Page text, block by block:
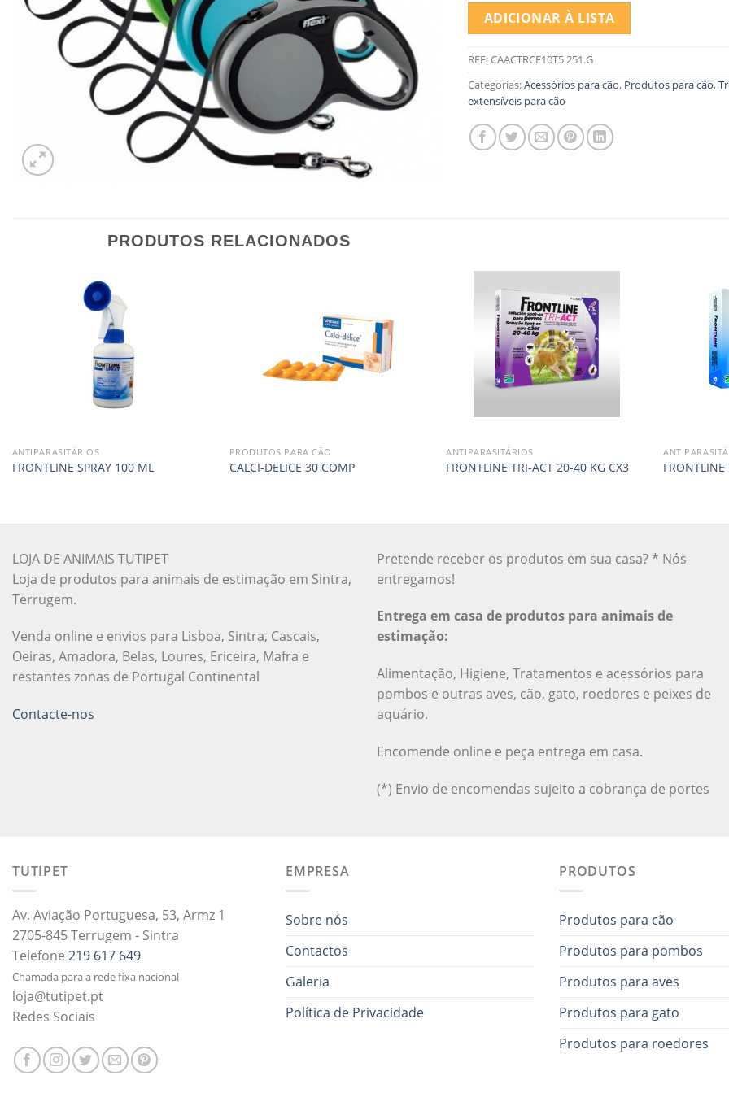
ADICIONAR À LISTA
REF:CAACTRCF10T5.251.G
Categorias:Acessórios para cão, Produtos para cão,
extensíveis para cão
PRODUTOS RELACIONADOS
ANTIPARASITÁRIOS
FRONTLINE SPRAY 100 ML
PRODUTOS PARA CÃO
CALCI-DELICE 30 COMP
ANTIPARASITÁRIOS
FRONTLINE TRI-ACT 20-40 KG CX3
LOJA DE ANIMAIS TUTIPET
Loja de produtos para animais de estimação em Sintra,
Terrugem.
Venda online e envios para Lisboa, Sintra, Cascais,
Oeiras, Amadora, Belas, Loures, Ericeira, Mafra e
restantes zonas de Portugal Continental
Contacte-nos
Pretende receber os produtos em sua casa? * Nós
entregamos!
Entrega em casa de produtos para animais de
estimação:
Alimentação, Higiene, Tratamentos e acessórios para
pombos e outras aves, cão, gato, roedores e peixes de
aquário.
Encomende online e peça entrega em casa.
(*) Envio de encomendas sujeito a cobrança de portes
TUTIPET
Av. Aviação Portuguesa, 53, Armz 1
2705-845 Terrugem - Sintra
Telefone 219 617 649
Chamada para a rede fixa nacional
loja@tutipet.pt
Redes Sociais
EMPRESA
Sobre nós
Contactos
Galeria
Política de Privacidade
PRODUTOS
Produtos para cão
Produtos para pombos
Produtos para aves
Produtos para gato
Produtos para roedores